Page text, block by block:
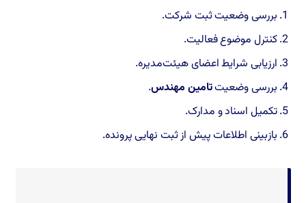
بررسی وضعیت ثبت شرکت.
کنترل موضوع فعالیت.
ارزیابی شرایط اعضای هیئت‌مدیره.
بررسی وضعیتتامین مهندس.
تکمیل اسناد و مدارک.
بازبینی اطلاعات پیش از ثبت نهایی پرونده.